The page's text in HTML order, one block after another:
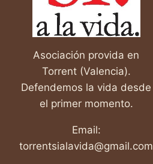
Asociación provida en
Torrent (Valencia).
Defendemos la vida desde
el primer momento.
Email:
torrentsialavida@gmail.com